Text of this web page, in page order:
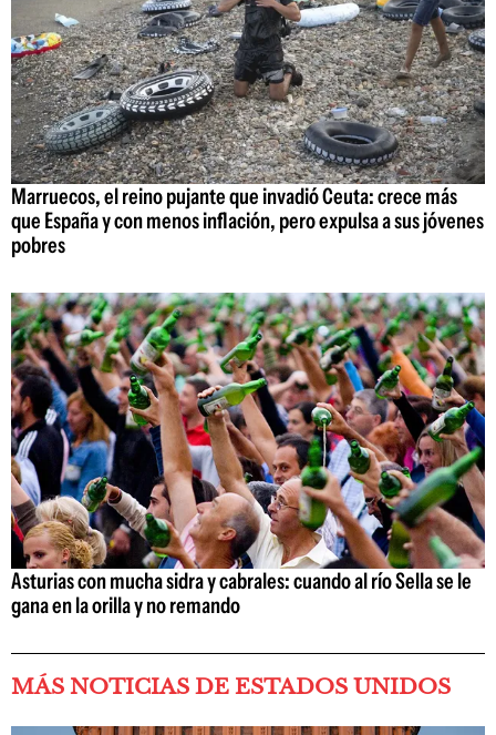
Marruecos, el reino pujante que invadió Ceuta: crece más
que España y con menos inflación, pero expulsa a sus jóvenes
pobres
Asturias con mucha sidra y cabrales: cuando al río Sella se le
gana en la orilla y no remando
MÁS NOTICIAS DE ESTADOS UNIDOS